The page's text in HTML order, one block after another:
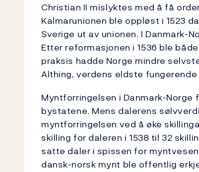
Christian II mislyktes med å få
Kalmarunionen ble oppløst i 1523
Sverige ut av unionen. I Danmark-
Etter reformasjonen i 1536 ble
praksis hadde Norge mindre
Althing, verdens eldste
Myntforringelsen i Danmark-
bystatene. Mens dalerens
myntforringelsen ved å øke
skilling for daleren i 1538 til 32
satte daler i spissen for
dansk-norsk mynt ble offentlig